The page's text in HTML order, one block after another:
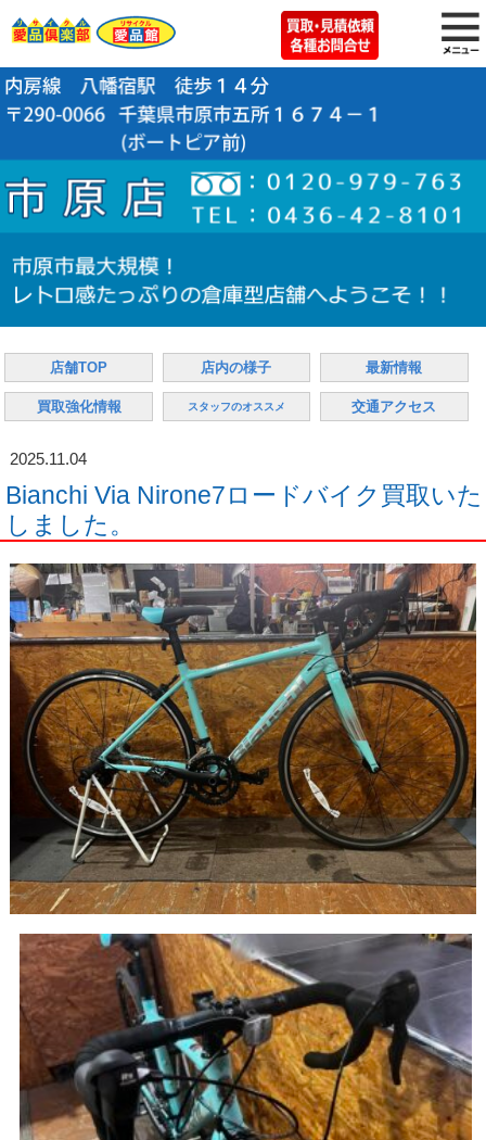
店舗TOP 店内の様子 最新情報
買取強化情報 スタッフのオススメ 交通アクセス
2025.11.04
Bianchi Via Nirone7ロードバイク買取いた
しました。